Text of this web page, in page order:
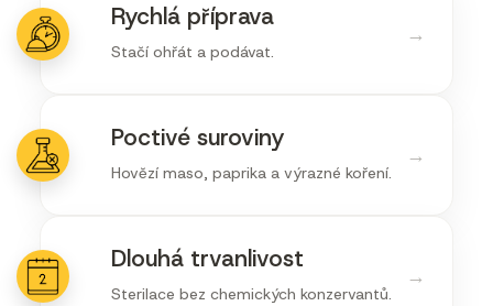
→
Rychlá příprava
Stačí ohřát a podávat.
→
Poctivé suroviny
Hovězí maso, paprika a výrazné koření.
→
Dlouhá trvanlivost
Sterilace bez chemických konzervantů.